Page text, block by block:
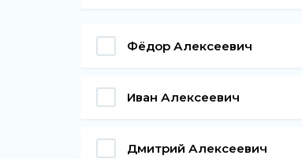
Фёдор Алексеевич
Иван Алексеевич
Дмитрий Алексеевич